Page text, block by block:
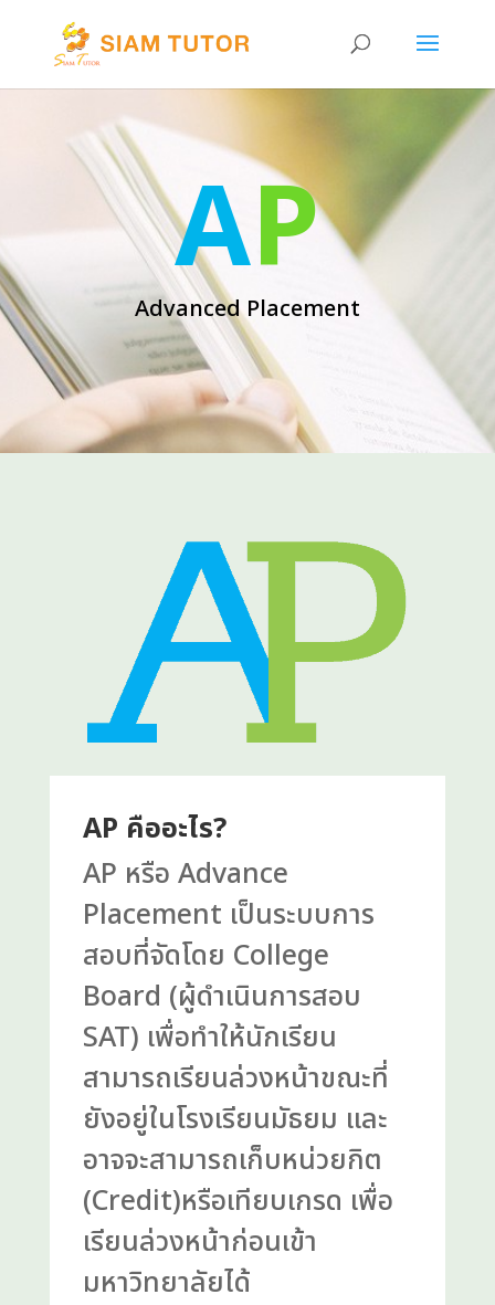
AP
Advanced Placement
AP คืออะไร?
AP หรือ Advance
Placement เป็นระบบการ
สอบที่จัดโดย College
Board (ผู้ดำเนินการสอบ
SAT) เพื่อทำให้นักเรียน
สามารถเรียนล่วงหน้าขณะที่
ยังอยู่ในโรงเรียนมัธยม และ
อาจจะสามารถเก็บหน่วยกิต
(Credit)หรือเทียบเกรด เพื่อ
เรียนล่วงหน้าก่อนเข้า
มหาวิทยาลัยได้